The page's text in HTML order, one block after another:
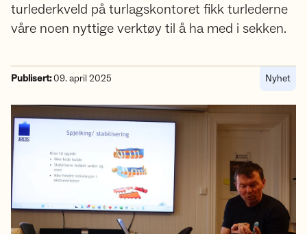
turlederkveld på turlagskontoret fikk turlederne
våre noen nyttige verktøy til å ha med i sekken.
Publisert:09. april 2025 Nyhet